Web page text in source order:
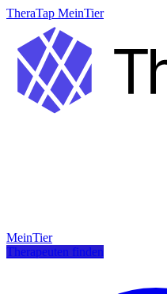
TheraTap MeinTier
MeinTier
Therapeuten finden